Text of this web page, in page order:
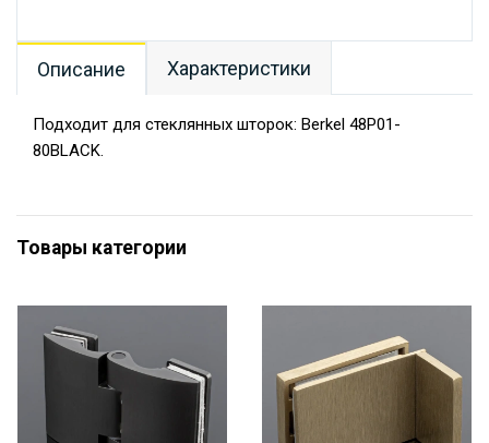
Описание Характеристики
Подходит для стеклянных шторок: Berkel 48P01-
80BLACK.
Товары категории